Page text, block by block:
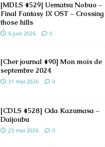
[MDLS #529] Uematsu Nobuo –
Final Fantasy IX OST – Crossing
those hills
6 juin 2026 0
[Cher journal #90] Mon mois de
septembre 2024
31 mai 2026 0
[CDLS #528] Oda Kazumasa –
Daijoubu
25 mai 2026 0